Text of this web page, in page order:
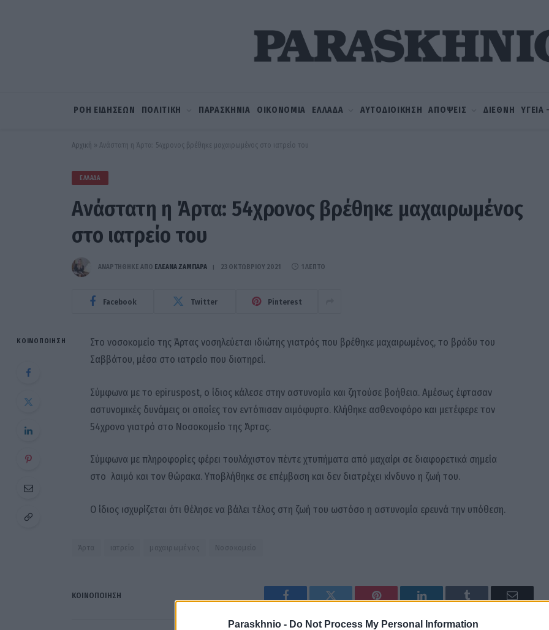
Paraskhnio - Do Not Process My Personal Information
ΡΟΗ ΕΙΔΗΣΕΩΝ ΠΟΛΙΤΙΚΗ ΠΑΡΑΣΚΗΝΙΑ ΟΙΚΟΝΟΜΙΑ ΕΛΛΑΔΑ ΑΥΤΟΔΙΟΙΚΗΣΗ ΑΠΟΨΕΙΣ ΔΙΕΘΝΗ ΥΓΕΙΑ
Αρχική » Ανάστατη η Άρτα: 54χρονος βρέθηκε μαχαιρωμένος στο ιατρείο του
ΕΛΛΆΔΑ
Ανάστατη η Άρτα: 54χρονος βρέθηκε μαχαιρωμένος
στο ιατρείο του
ΑΝΑΡΤΗΘΗΚΕ ΑΠΟ ΕΛΕΑΝΑ ΖΑΜΠΑΡΑ 23 ΟΚΤΩΒΡΊΟΥ 2021 1 ΛΕΠΤΌ
Facebook Twitter Pinterest
ΚΟΙΝΟΠΟΊΗΣΗ
Στο νοσοκομείο της Άρτας νοσηλεύεται ιδιώτης γιατρός που βρέθηκε μαχαιρωμένος, το βράδυ του
Σαββάτου, μέσα στο ιατρείο που διατηρεί.
Σύμφωνα με το epiruspost, ο ίδιος κάλεσε στην αστυνομία και ζητούσε βοήθεια. Αμέσως έφτασαν
αστυνομικές δυνάμεις οι οποίες τον εντόπισαν αιμόφυρτο. Κλήθηκε ασθενοφόρο και μετέφερε τον
54χρονο γιατρό στο Νοσοκομείο της Άρτας.
Σύμφωνα με πληροφορίες φέρει τουλάχιστον πέντε χτυπήματα από μαχαίρι σε διαφορετικά σημεία
στο λαιμό και τον θώρακα. Υποβλήθηκε σε επέμβαση και δεν διατρέχει κίνδυνο η ζωή του.
Ο ίδιος ισχυρίζεται ότι θέλησε να βάλει τέλος στη ζωή του ωστόσο η αστυνομία ερευνά την υπόθεση.
Άρτα ιατρείο μαχαιρωμένος Νοσοκομείο
ΚΟΙΝΟΠΟΊΗΣΗ
Facebook Twitter Pinterest LinkedIn Tumblr Email